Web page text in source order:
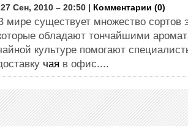
Сен, 2010 – 20:50 | Комментарии (0)
мире существует множество сортов
обладают тончайшими
культуре помогают
чая в офис....